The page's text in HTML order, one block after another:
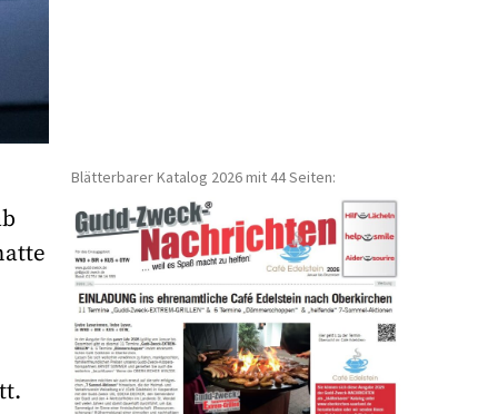
Blätterbarer Katalog 2026 mit 44 Seiten: